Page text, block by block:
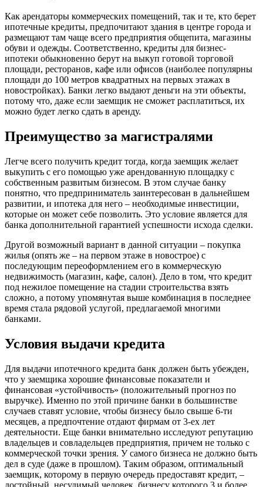
Как арендаторы коммерческих помещений, так и те, кто берет
ипотечные кредиты, предпочитают здания в центре города и
размещают там чаще всего предприятия общепита, магазины
обуви и одежды. Соответственно, кредиты для бизнес-
ипотеки обыкновенно берут на выкуп готовой торговой
площади, ресторанов, кафе или офисов (наиболее популярны
площади до 100 метров квадратных на первых этажах в
новостройках). Банки легко выдают деньги на эти объекты,
потому что, даже если заемщик не сможет расплатиться, их
можно будет легко сдать в аренду.
Преимущество за магистралями
Легче всего получить кредит тогда, когда заемщик желает
выкупить с его помощью уже арендованную площадку с
собственным развитым бизнесом. В этом случае банку
понятно, что предприниматель заинтересован в дальнейшем
развитии, и ипотека для него – необходимые инвестиции,
которые он может себе позволить. Это условие является для
банка дополнительной гарантией успешности исхода сделки.
Другой возможный вариант в данной ситуации – покупка
жилья (опять же – на первом этаже в новострое) с
последующим переоформлением его в коммерческую
недвижимость (магазин, кафе, салон). Дело в том, что кредит
под нежилое помещение на стадии строительства взять
сложно, а потому упомянутая выше комбинация в последнее
время стала рядовой услугой, предлагаемой многими
банками.
Условия выдачи кредита
Для выдачи ипотечного кредита банк должен быть убежден,
что у заемщика хорошие финансовые показатели и
финансовая «устойчивость» (положительный прогноз по
выручке). Именно по этой причине банки в большинстве
случаев ставят условие, чтобы бизнесу было свыше 6-ти
месяцев, а предпочтение отдают фирмам от 3-ех лет
деятельности. Еще банки внимательно исследуют репутацию
владельцев и совладельцев предприятия, причем не только с
коммерческой точки зрения. У самого бизнеса не должно быть
дел в суде (даже в прошлом). Таким образом, оптимальный
заемщик, которому в первую очередь предоставят кредит, –
достойный, несудимый человек, бизнесу которого 3 и более